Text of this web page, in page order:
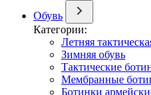
Обувь
Категории:
Летняя
Зимняя обувь
Тактические
Мембранные
Ботинки